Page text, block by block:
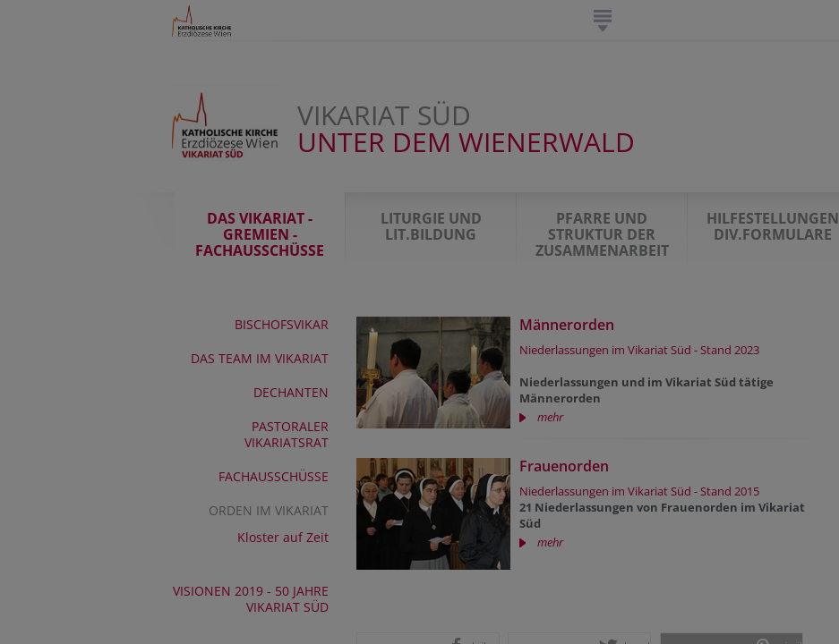
VIKARIAT SÜD
UNTER DEM WIENERWALD
DAS VIKARIAT -
GREMIEN -
FACHAUSSCHÜSSE
LITURGIE UND
LIT.BILDUNG
PFARRE UND
STRUKTUR DER
ZUSAMMENARBEIT
HILFESTELLUNGEN
DIV.FORMULARE
BISCHOFSVIKAR
DAS TEAM IM VIKARIAT
DECHANTEN
PASTORALER
VIKARIATSRAT
FACHAUSSCHÜSSE
ORDEN IM VIKARIAT
Kloster auf Zeit
VISIONEN 2019 - 50 JAHRE
VIKARIAT SÜD
Männerorden
Niederlassungen im Vikariat Süd - Stand 2023
Niederlassungen und im Vikariat Süd tätige
Männerorden
mehr
Frauenorden
Niederlassungen im Vikariat Süd - Stand 2015
21 Niederlassungen von Frauenorden im Vikariat
Süd
mehr